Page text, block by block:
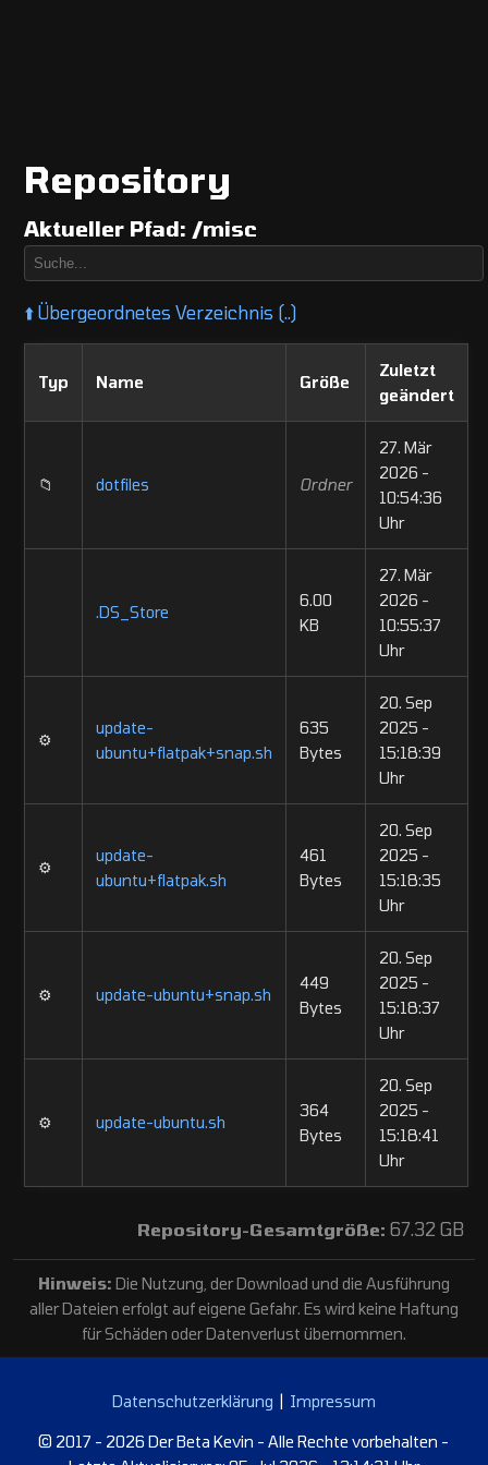
Repository
Aktueller Pfad: /misc
⬆️ Übergeordnetes Verzeichnis (..)
Typ Name Größe
Zuletzt
geändert
📁 dotfiles Ordner
27. Mär
2026 -
10:54:36
Uhr
.DS_Store
6.00
KB
27. Mär
2026 -
10:55:37
Uhr
⚙️
update-
ubuntu+flatpak+snap.sh
635
Bytes
20. Sep
2025 -
15:18:39
Uhr
⚙️
update-
ubuntu+flatpak.sh
461
Bytes
20. Sep
2025 -
15:18:35
Uhr
⚙️ update-ubuntu+snap.sh
449
Bytes
20. Sep
2025 -
15:18:37
Uhr
⚙️ update-ubuntu.sh
364
Bytes
20. Sep
2025 -
15:18:41
Uhr
Repository-Gesamtgröße: 67.32 GB
Hinweis: Die Nutzung, der Download und die Ausführung
aller Dateien erfolgt auf eigene Gefahr. Es wird keine Haftung
für Schäden oder Datenverlust übernommen.
Datenschutzerklärung Impressum
© 2017 - 2026 Der Beta Kevin - Alle Rechte vorbehalten -